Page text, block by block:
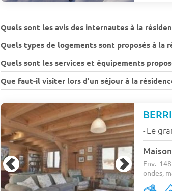
Quels sont les avis des internautes à la
Quels types de logements sont proposés à la
Quels sont les services et équipements
Que faut-il visiter lors d’un séjour à la
- Le
Env.
ondes,